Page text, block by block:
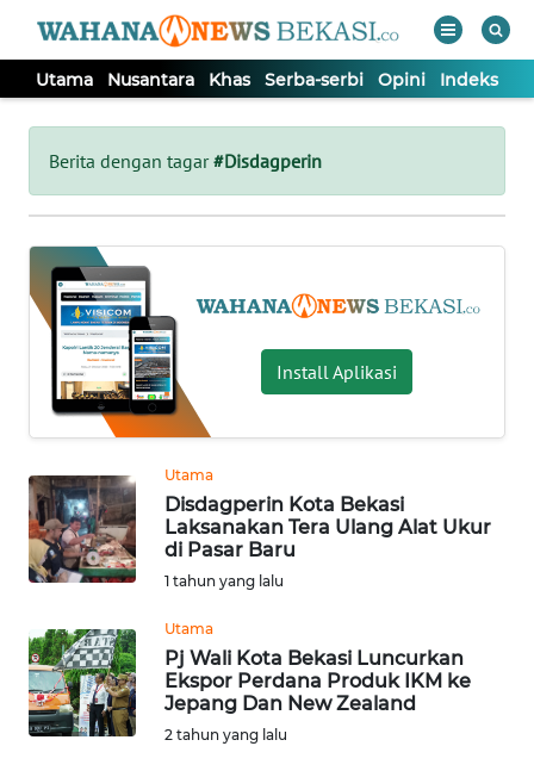
Utama Nusantara Khas Serba-serbi Opini Indeks
Berita dengan tagar#Disdagperin
Install Aplikasi
Utama
Disdagperin Kota Bekasi
Laksanakan Tera Ulang Alat Ukur
di Pasar Baru
1 tahun yang lalu
Utama
Pj Wali Kota Bekasi Luncurkan
Ekspor Perdana Produk IKM ke
Jepang Dan New Zealand
2 tahun yang lalu
Tutup
UTAMA
NUSANTARA
KHAS
SERBA-
SERBI
OPINI
Informasi
INDEKS
BERITA
KONTAK
KAMI